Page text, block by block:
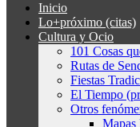
Inicio
Lo+próximo (citas)
Cultura y Ocio
101 Cosas
Rutas de
Fiestas
El Tiempo
Otros
Mapas